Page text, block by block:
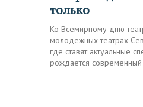
только
Ко Всемирному дню
молодежных театрах
где ставят актуальные
рождается